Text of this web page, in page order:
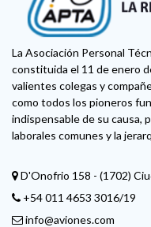
La Asociación Personal
constituida el 11 de enero
valientes colegas y
como todos los pioneros
indispensable de su causa,
laborales comunes y la
D'Onofrio 158 - (1702)
+54 011 4653 3016/19
info@aviones.com